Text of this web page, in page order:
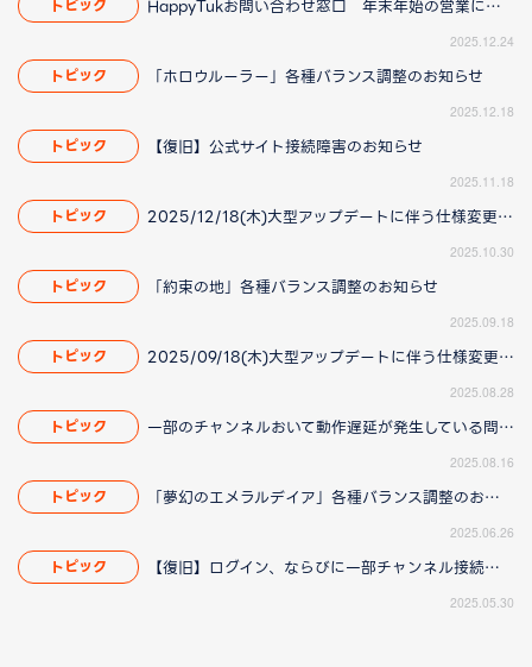
トピック HappyTukお問い合わせ窓口 年末年始の営業について
2025.12.24
トピック 「ホロウルーラー」各種バランス調整のお知らせ
2025.12.18
トピック 【復旧】公式サイト接続障害のお知らせ
2025.11.18
トピック 2025/12/18(木)大型アップデートに伴う仕様変更のお知らせ(2025/11/20更新)
2025.10.30
トピック 「約束の地」各種バランス調整のお知らせ
2025.09.18
トピック 2025/09/18(木)大型アップデートに伴う仕様変更のお知らせ(2025/8/28 16:00更新)
2025.08.28
トピック 一部のチャンネルおいて動作遅延が発生している問題について(2025/8/21 更新)
2025.08.16
トピック 「夢幻のエメラルデイア」各種バランス調整のお知らせ
2025.06.26
トピック 【復旧】ログイン、ならびに一部チャンネル接続障害のお知らせ
2025.05.30